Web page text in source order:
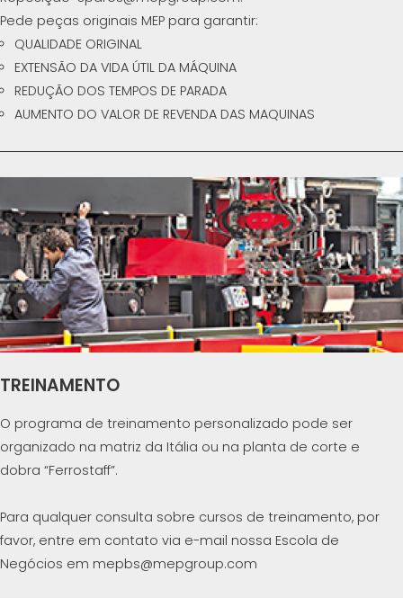
Pede peças originais MEP para garantir:
QUALIDADE ORIGINAL
EXTENSÃO DA VIDA ÚTIL DA MÁQUINA
REDUÇÃO DOS TEMPOS DE PARADA
AUMENTO DO VALOR DE REVENDA DAS MAQUINAS
TREINAMENTO
O programa de treinamento personalizado pode ser
organizado na matriz da Itália ou na planta de corte e
dobra “Ferrostaff”.
Para qualquer consulta sobre cursos de treinamento, por
favor, entre em contato via e-mail nossa Escola de
Negócios em mepbs@mepgroup.com